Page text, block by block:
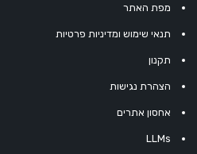
מפת האתר
תנאי שימוש ומדיניות פרטיות
תקנון
הצהרת נגישות
אחסון אתרים
LLMs